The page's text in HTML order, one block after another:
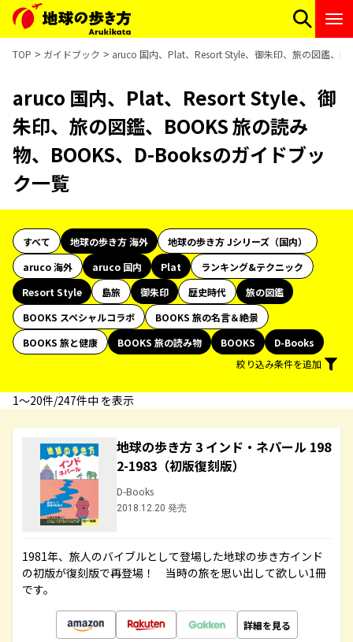
TOP ガイドブック aruco 国内、Plat、Resort Style、御朱印、旅の図鑑、
aruco 国内、Plat、Resort Style、御
朱印、旅の図鑑、BOOKS 旅の読み
物、BOOKS、D-Booksのガイドブッ
ク一覧
すべて 地球の歩き方 海外
地球の歩き方 Jシリーズ（国内）
aruco 海外
aruco 国内 Plat
ランキング&テクニック
Resort Style
島旅 御朱印 歴史時代
旅の図鑑
BOOKS スペシャルコラボ
BOOKS 旅の名言＆絶景
BOOKS 旅と健康
BOOKS 旅の読み物 BOOKS
D-Books
絞り込み条件を追加
1〜20件/247件中 を表示
地球の歩き方 3 インド・ネパール 198
2-1983（初版復刻版）
D-Books
2018.12.20 発売
1981年、旅人のバイブルとして登場した地球の歩き方インド
の初版が復刻版で再登場！ 当時の旅を思い出して欲しい1冊
です。
詳細を見る